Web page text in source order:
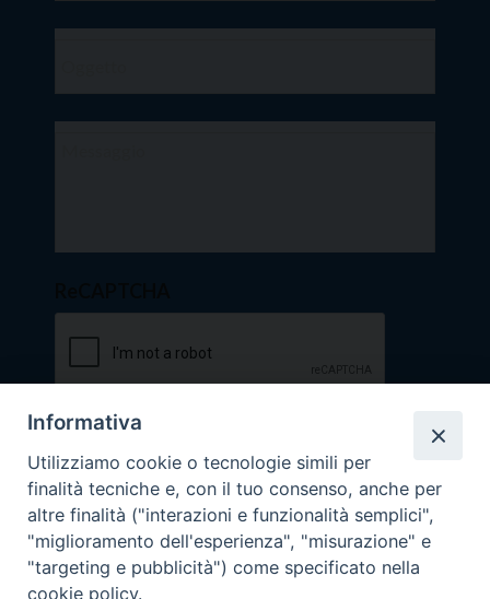
Informativa
Utilizziamo cookie o tecnologie simili per
finalità tecniche e, con il tuo consenso, anche per
altre finalità ("interazioni e funzionalità semplici",
"miglioramento dell'esperienza", "misurazione" e
"targeting e pubblicità") come specificato nella
cookie policy.